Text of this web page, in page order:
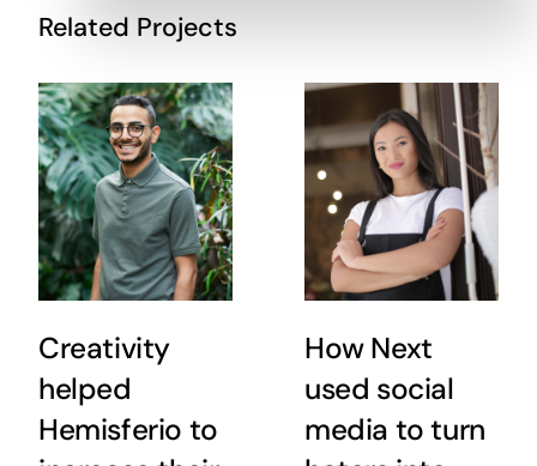
Related Projects
Creativity
helped
Hemisferio to
How Next
used social
media to turn